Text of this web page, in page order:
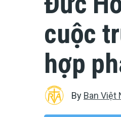
cuộc
hợp
By Ban Việt